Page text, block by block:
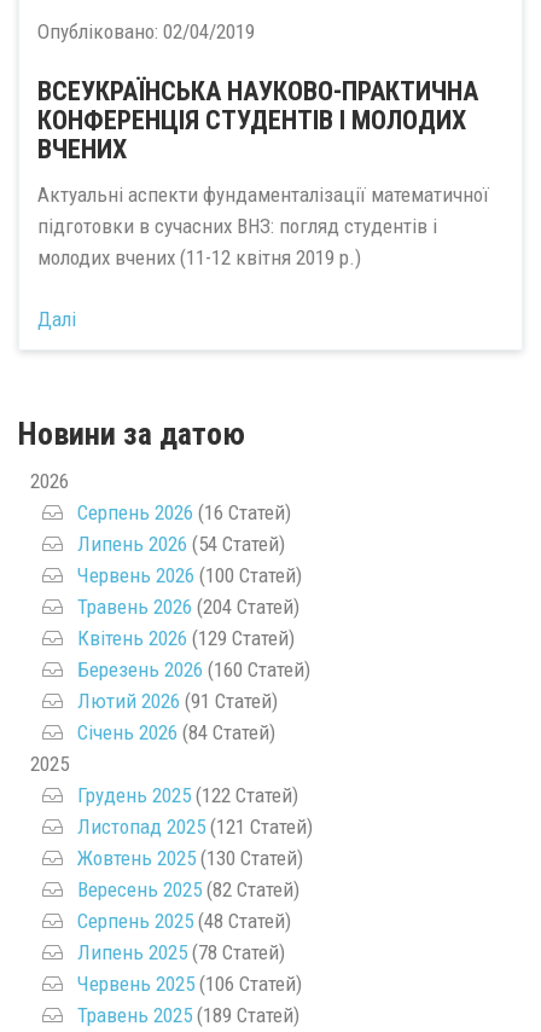
Опубліковано: 02/04/2019
ВСЕУКРАЇНСЬКА НАУКОВО-ПРАКТИЧНА
КОНФЕРЕНЦІЯ СТУДЕНТІВ І МОЛОДИХ
ВЧЕНИХ
Актуальні аспекти фундаменталізації математичної
підготовки в сучасних ВНЗ: погляд студентів і
молодих вчених (11-12 квітня 2019 р.)
Далі
Новини за датою
2026
Серпень 2026 (16 Статей)
Липень 2026 (54 Статей)
Червень 2026 (100 Статей)
Травень 2026 (204 Статей)
Квітень 2026 (129 Статей)
Березень 2026 (160 Статей)
Лютий 2026 (91 Статей)
Січень 2026 (84 Статей)
2025
Грудень 2025 (122 Статей)
Листопад 2025 (121 Статей)
Жовтень 2025 (130 Статей)
Вересень 2025 (82 Статей)
Серпень 2025 (48 Статей)
Липень 2025 (78 Статей)
Червень 2025 (106 Статей)
Травень 2025 (189 Статей)